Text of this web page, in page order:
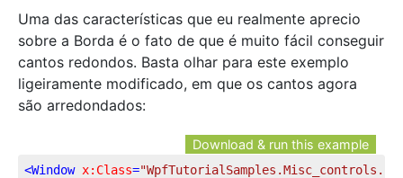
Uma das características que eu realmente aprecio
sobre a Borda é o fato de que é muito fácil conseguir
cantos redondos. Basta olhar para este exemplo
ligeiramente modificado, em que os cantos agora
são arredondados:
Download & run this example
<Window x:Class=